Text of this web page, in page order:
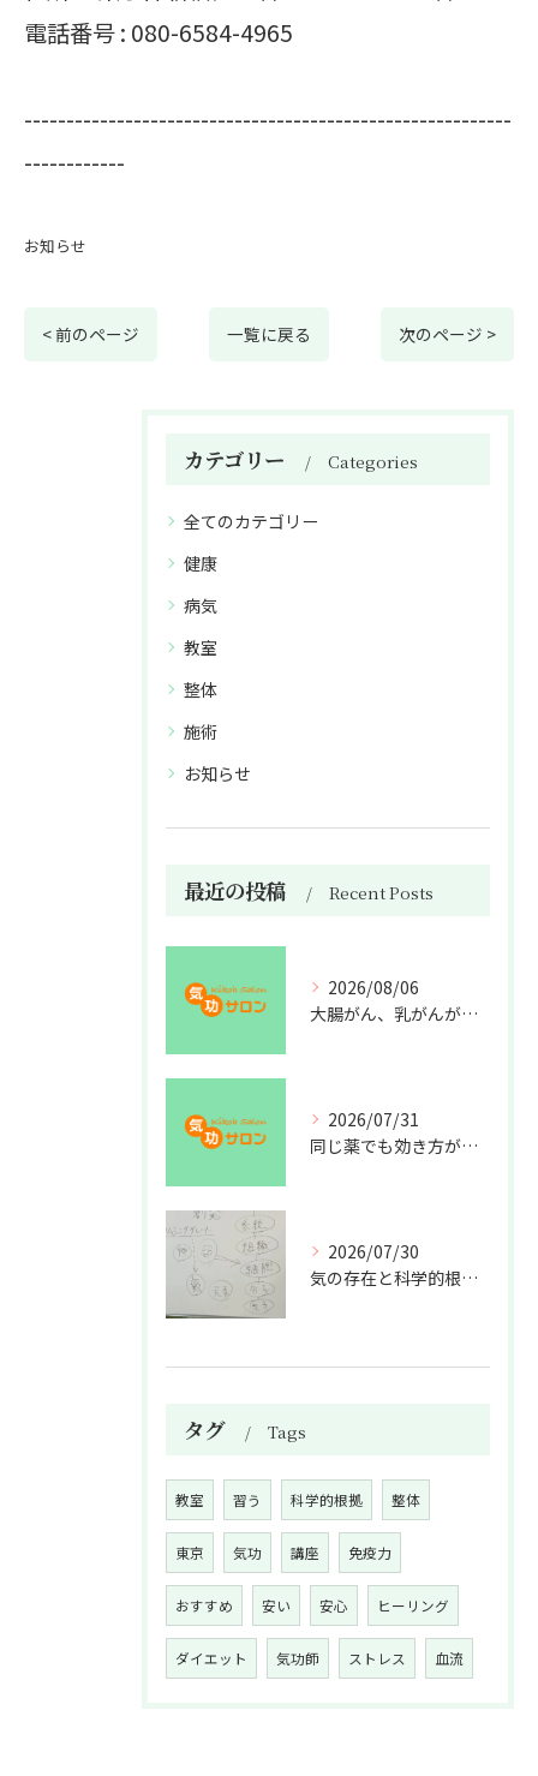
電話番号 : 080-6584-4965
----------------------------------------------------------
------------
お知らせ
< 前のページ 一覧に戻る 次のページ >
カテゴリー Categories
全てのカテゴリー
健康
病気
教室
整体
施術
お知らせ
最近の投稿 Recent Posts
2026/08/06
大腸がん、乳がんが増えた理由
2026/07/31
同じ薬でも効き方が違う？
2026/07/30
気の存在と科学的根拠の授業
タグ Tags
教室 習う 科学的根拠 整体
東京 気功 講座 免疫力
おすすめ 安い 安心 ヒーリング
ダイエット 気功師 ストレス 血流